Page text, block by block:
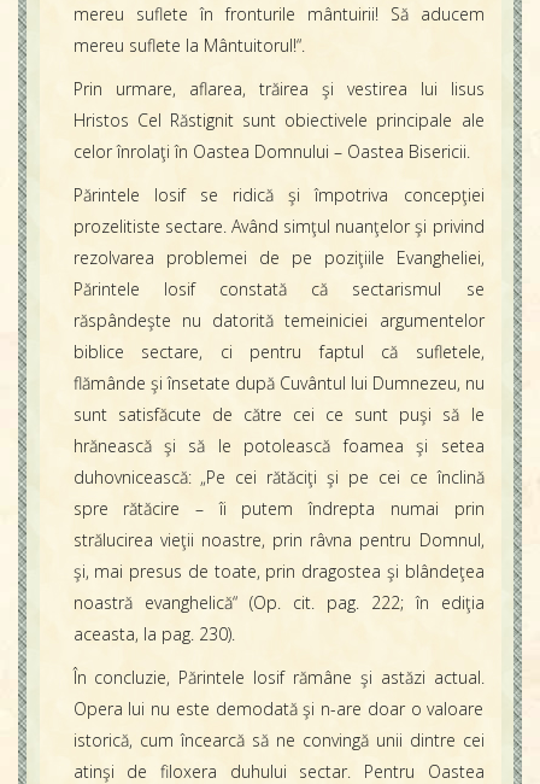
mereu suflete în fronturile mântuirii! Să aducem
mereu suflete la Mântuitorul!“.
Prin urmare, aflarea, trăirea şi vestirea lui Iisus
Hristos Cel Răstignit sunt obiectivele principale ale
celor înrolaţi în Oastea Domnului – Oastea Bisericii.
Părintele Iosif se ridică şi împotriva concepţiei
prozelitiste sectare. Având simţul nuanţelor şi privind
rezolvarea problemei de pe poziţiile Evangheliei,
Părintele Iosif constată că sectarismul se
răspândeşte nu datorită temeiniciei argumentelor
biblice sectare, ci pentru faptul că sufletele,
flămânde şi însetate după Cuvântul lui Dumnezeu, nu
sunt satisfăcute de către cei ce sunt puşi să le
hrănească şi să le potolească foamea şi setea
duhovnicească: „Pe cei rătăciţi şi pe cei ce înclină
spre rătăcire – îi putem îndrepta numai prin
strălucirea vieţii noastre, prin râvna pentru Domnul,
şi, mai presus de toate, prin dragostea şi blândeţea
noastră evanghelică“ (Op. cit. pag. 222; în ediţia
aceasta, la pag. 230).
În concluzie, Părintele Iosif rămâne şi astăzi actual.
Opera lui nu este demodată şi n-are doar o valoare
istorică, cum încearcă să ne convingă unii dintre cei
atinşi de filoxera duhului sectar. Pentru Oastea